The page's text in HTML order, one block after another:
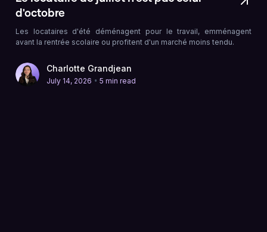
d'octobre
Les locataires d'été déménagent pour le travail, emménagent
avant la rentrée scolaire ou profitent d'un marché moins tendu.
Charlotte Grandjean
July 14, 2026 • 5 min read